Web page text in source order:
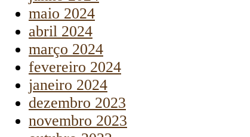
maio 2024
abril 2024
março 2024
fevereiro 2024
janeiro 2024
dezembro 2023
novembro 2023